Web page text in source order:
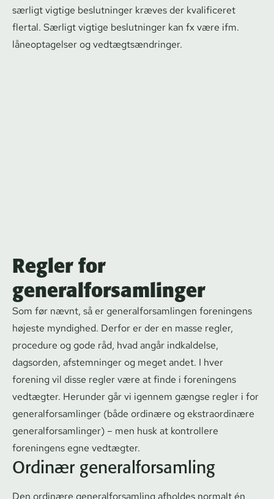
særligt vigtige beslutninger kræves der kvalificeret
flertal. Særligt vigtige beslutninger kan fx være ifm.
låneoptagelser og vedtægts­æn­drin­ger.
Regler for
generalforsamlinger
Som før nævnt, så er ge­ne­ral­for­sam­lin­gen foreningens
højeste myndighed. Derfor er der en masse regler,
procedure og gode råd, hvad angår indkaldelse,
dagsorden, afstemninger og meget andet. I hver
forening vil disse regler være at finde i foreningens
vedtægter. Herunder går vi igennem gængse regler i for
ge­ne­ral­for­sam­lin­ger (både ordinære og ekstraordinære
ge­ne­ral­for­sam­lin­ger) – men husk at kontrollere
foreningens egne vedtægter.
Ordinær ge­ne­ral­for­sam­ling
Den ordinære ge­ne­ral­for­sam­ling afholdes normalt én